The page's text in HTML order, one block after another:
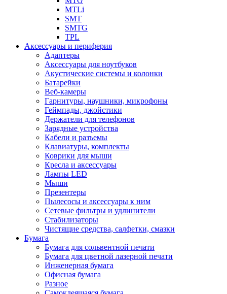
MTLi
SMT
SMTG
TPL
Аксессуары и периферия
Адаптеры
Аксессуары для ноутбуков
Акустические системы и колонки
Батарейки
Веб-камеры
Гарнитуры, наушники, микрофоны
Геймпады, джойстики
Держатели для телефонов
Зарядные устройства
Кабели и разъемы
Клавиатуры, комплекты
Коврики для мыши
Кресла и аксессуары
Лампы LED
Мыши
Презентеры
Пылесосы и аксессуары к ним
Сетевые фильтры и удлинители
Стабилизаторы
Чистящие средства, салфетки, смазки
Бумага
Бумага для сольвентной печати
Бумага для цветной лазерной печати
Инженерная бумага
Офисная бумага
Разное